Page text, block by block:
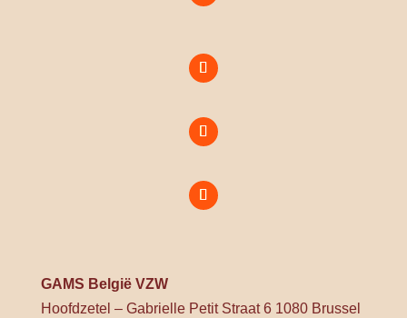
GAMS België VZW
Hoofdzetel – Gabrielle Petit Straat 6 1080 Brussel